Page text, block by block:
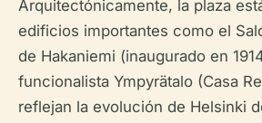
Arquitectónicamente, la plaza
edificios importantes como el
de Hakaniemi (inaugurado en
funcionalista Ympyrätalo (Casa
reflejan la evolución de Helsinki